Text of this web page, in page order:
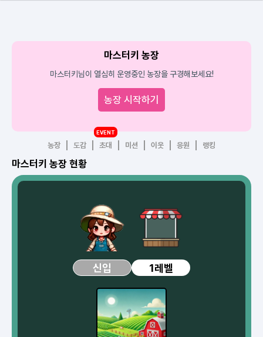
마스터키 농장
마스터키님이 열심히 운영중인 농장을 구경해보세요!
농장 시작하기
농장 도감 초대
EVENT
미션 이웃 응원 랭킹
마스터키 농장 현황
신입 1레벨